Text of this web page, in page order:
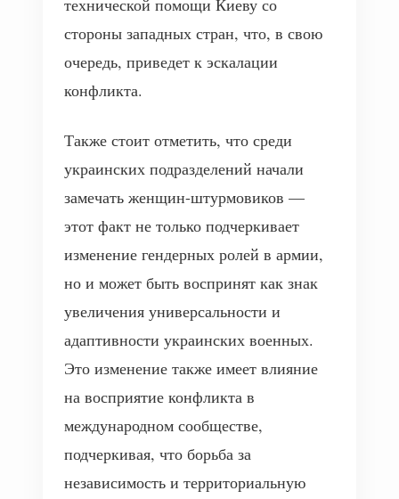
технической помощи Киеву со
стороны западных стран, что, в свою
очередь, приведет к эскалации
конфликта.
Также стоит отметить, что среди
украинских подразделений начали
замечать женщин-штурмовиков —
этот факт не только подчеркивает
изменение гендерных ролей в армии,
но и может быть воспринят как знак
увеличения универсальности и
адаптивности украинских военных.
Это изменение также имеет влияние
на восприятие конфликта в
международном сообществе,
подчеркивая, что борьба за
независимость и территориальную